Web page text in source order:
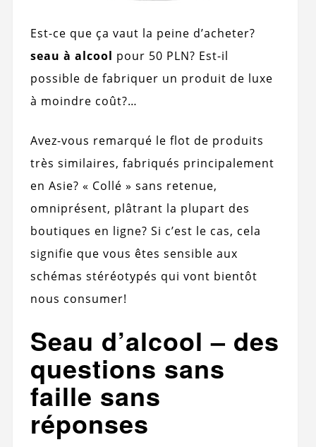
Est-ce que ça vaut la peine d’acheter?
seau à alcool pour 50 PLN? Est-il
possible de fabriquer un produit de luxe
à moindre coût?…
Avez-vous remarqué le flot de produits
très similaires, fabriqués principalement
en Asie? « Collé » sans retenue,
omniprésent, plâtrant la plupart des
boutiques en ligne? Si c’est le cas, cela
signifie que vous êtes sensible aux
schémas stéréotypés qui vont bientôt
nous consumer!
Seau d’alcool – des
questions sans
faille sans
réponses